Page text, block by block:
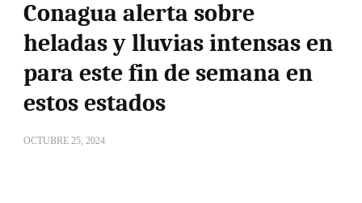
Conagua alerta sobre
heladas y lluvias intensas en
para este fin de semana en
estos estados
OCTUBRE 25, 2024